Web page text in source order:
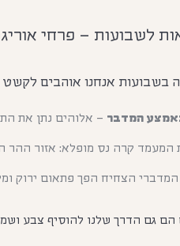
לשבועות – פרחי
בשבועות אנחנו אוהבים
המדבר – אלוהים נתן את
המעמד קרה נס מופלא: אזור ההר
המדברי הצחיח הפך פתאום ירוק
הם גם הדרך שלנו להוסיף צבע